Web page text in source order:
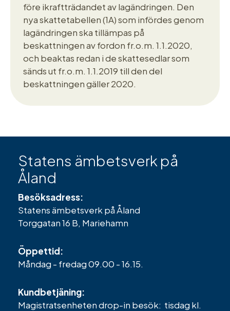
före ikraftträdandet av lagändringen. Den
nya skattetabellen (1A) som infördes genom
lagändringen ska tillämpas på
beskattningen av fordon fr.o.m. 1.1.2020,
och beaktas redan i de skattesedlar som
sänds ut fr.o.m. 1.1.2019 till den del
beskattningen gäller 2020.
Statens ämbetsverk på
Åland
Besöksadress:
Statens ämbetsverk på Åland
Torggatan 16 B, Mariehamn
Öppettid:
Måndag - fredag 09.00 - 16.15.
Kundbetjäning:
Magistratsenheten drop-in besök: tisdag kl.